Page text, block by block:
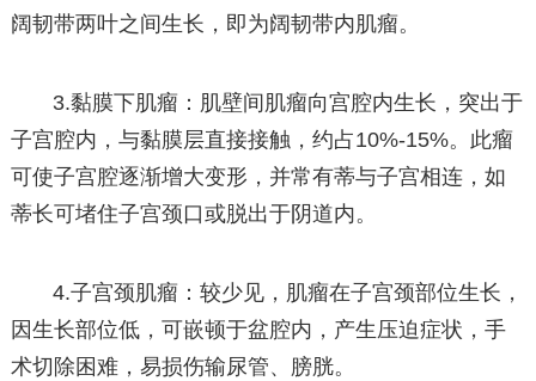
阔韧带两叶之间生长，即为阔韧带内肌瘤。
3.黏膜下肌瘤：肌壁间肌瘤向宫腔内生长，突出于
子宫腔内，与黏膜层直接接触，约占10%-15%。此瘤
可使子宫腔逐渐增大变形，并常有蒂与子宫相连，如
蒂长可堵住子宫颈口或脱出于阴道内。
4.子宫颈肌瘤：较少见，肌瘤在子宫颈部位生长，
因生长部位低，可嵌顿于盆腔内，产生压迫症状，手
术切除困难，易损伤输尿管、膀胱。